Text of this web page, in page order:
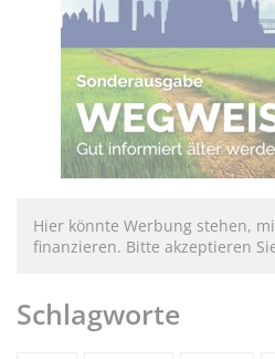
Hier könnte Werbung stehen,
finanzieren. Bitte akzeptieren
Schlagworte